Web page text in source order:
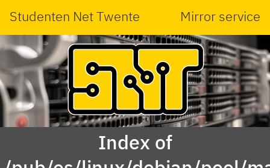
Studenten Net Twente Mirror service
Index of